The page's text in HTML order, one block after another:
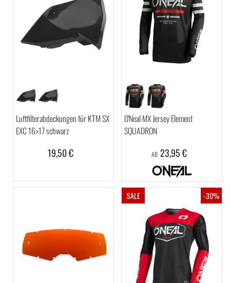
Luftfilterabdeckungen für KTM SX
EXC 16>17 schwarz
19,50 €
O'Neal MX Jersey Element
SQUADRON
AB 23,95 €
SALE -30%